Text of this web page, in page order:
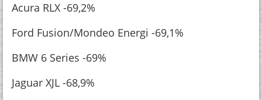
Acura RLX -69,2%
Ford Fusion/Mondeo Energi -69,1%
BMW 6 Series -69%
Jaguar XJL -68,9%